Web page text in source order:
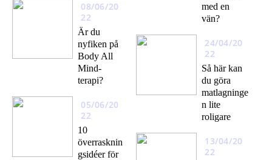
08/06/20
22
Är du
nyfiken på
Body All
Mind-
terapi?
05/06/20
22
10
överrasknin
gsidéer för
med en
vän?
24/04/20
22
Så här kan
du göra
matlagninge
n lite
roligare
13/04/20
22